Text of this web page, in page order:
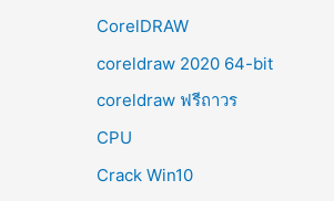
CorelDRAW
coreldraw 2020 64-bit
coreldraw ฟรีถาวร
CPU
Crack Win10